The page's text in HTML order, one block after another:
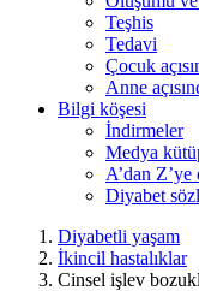
Teşhis
Tedavi
Çocuk
Anne
Bilgi köşesi
İndirmeler
Medya
A’dan Z’ye
Diyabet
Diyabetli yaşam
İkincil hastalıklar
Cinsel işlev